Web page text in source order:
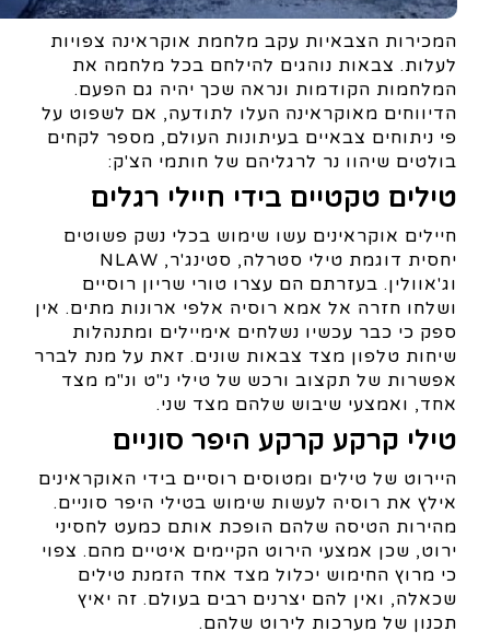
המכירות הצבאיות עקב מלחמת אוקראינה צפויות
לעלות. צבאות נוהגים להילחם בכל מלחמה את
המלחמות הקודמות ונראה שכך יהיה גם הפעם.
הדיווחים מאוקראינה העלו לתודעה, אם לשפוט על
פי ניתוחים צבאיים בעיתונות העולם, מספר לקחים
בולטים שיהוו נר לרגליהם של חותמי הצ'ק:
טילים טקטיים בידי חיילי רגלים
חיילים אוקראינים עשו שימוש בכלי נשק פשוטים
יחסית דוגמת טילי סטרלה, סטינג'ר, NLAW
וג'אוולין. בעזרתם הם עצרו טורי שריון רוסיים
ושלחו חזרה אל אמא רוסיה אלפי ארונות מתים. אין
ספק כי כבר עכשיו נשלחים אימיילים ומתנהלות
שיחות טלפון מצד צבאות שונים. זאת על מנת לברר
אפשרות של תקצוב ורכש של טילי נ"ט ונ"מ מצד
אחד, ואמצעי שיבוש שלהם מצד שני.
טילי קרקע קרקע היפר סוניים
היירוט של טילים ומטוסים רוסיים בידי האוקראינים
אילץ את רוסיה לעשות שימוש בטילי היפר סוניים.
מהירות הטיסה שלהם הופכת אותם כמעט לחסיני
ירוט, שכן אמצעי הירוט הקיימים איטיים מהם. צפוי
כי מרוץ החימוש יכלול מצד אחד הזמנת טילים
שכאלה, ואין להם יצרנים רבים בעולם. זה יאיץ
תכנון של מערכות לירוט שלהם.